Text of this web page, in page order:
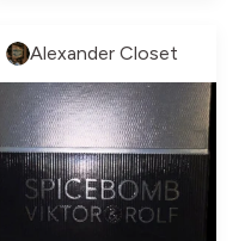
Alexander Closet